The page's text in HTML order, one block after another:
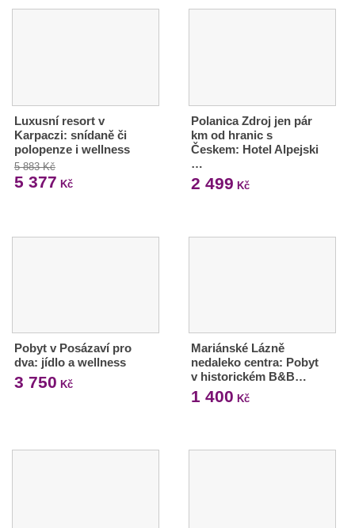
Luxusní resort v
Karpaczi: snídaně či
polopenze i wellness
5 883 Kč
5 377 Kč
Polanica Zdroj jen pár
km od hranic s
Českem: Hotel Alpejski
…
2 499 Kč
Pobyt v Posázaví pro
dva: jídlo a wellness
3 750 Kč
Mariánské Lázně
nedaleko centra: Pobyt
v historickém B&B…
1 400 Kč